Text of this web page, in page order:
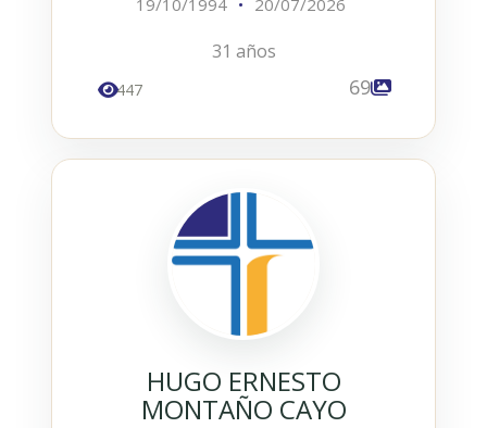
31 años
447 69
HUGO ERNESTO
MONTAÑO CAYO